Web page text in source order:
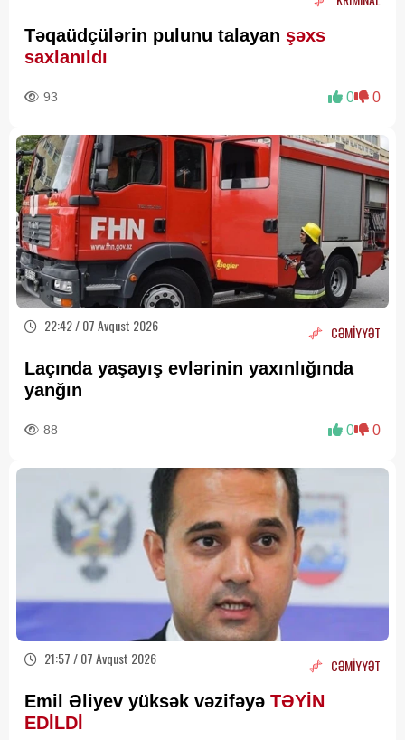
Təqaüdçülərin pulunu talayan şəxs
saxlanıldı
93 0 0
22:42 / 07 Avqust 2026 CƏMİYYƏT
Laçında yaşayış evlərinin yaxınlığında
yanğın
88 0 0
21:57 / 07 Avqust 2026 CƏMİYYƏT
Emil Əliyev yüksək vəzifəyə TƏYİN
EDİLDİ